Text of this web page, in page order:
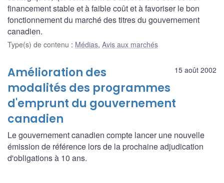
financement stable et à faible coût et à favoriser le bon
fonctionnement du marché des titres du gouvernement
canadien.
Type(s) de contenu : Médias, Avis aux marchés
15 août 2002
Amélioration des
modalités des programmes
d'emprunt du gouvernement
canadien
Le gouvernement canadien compte lancer une nouvelle
émission de référence lors de la prochaine adjudication
d'obligations à 10 ans.